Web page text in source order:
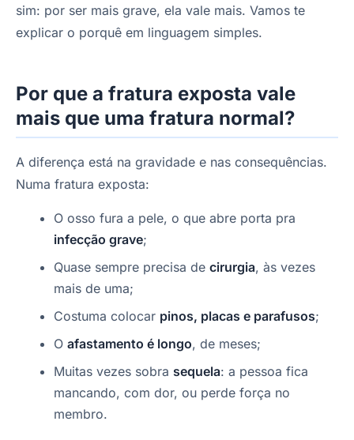
sim: por ser mais grave, ela vale mais. Vamos te
explicar o porquê em linguagem simples.
Por que a fratura exposta vale
mais que uma fratura normal?
A diferença está na gravidade e nas consequências.
Numa fratura exposta:
O osso fura a pele, o que abre porta pra
infecção grave;
Quase sempre precisa de cirurgia, às vezes
mais de uma;
Costuma colocar pinos, placas e parafusos;
O afastamento é longo, de meses;
Muitas vezes sobra sequela: a pessoa fica
mancando, com dor, ou perde força no
membro.